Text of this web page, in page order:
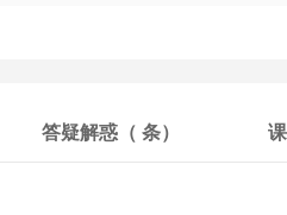
答疑解惑（ 条）